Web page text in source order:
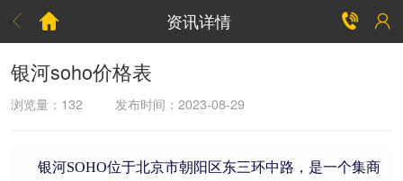
  资讯详情 
银河soho价格表
浏览量： 132 发布时间：2023-08-29
银河SOHO位于北京市朝阳区东三环中路，是一个集商